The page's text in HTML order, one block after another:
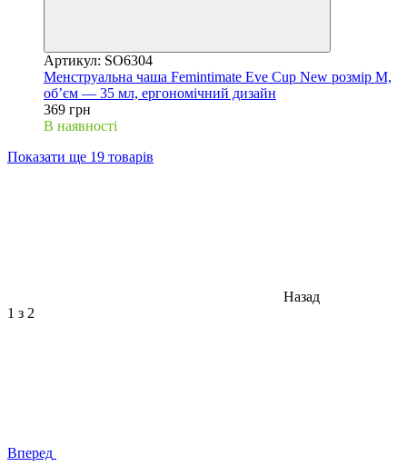
Артикул: SO6304
Менструальна чаша Femintimate Eve Cup New розмір M,
об’єм — 35 мл, ергономічний дизайн
369 грн
В наявності
Показати ще 19 товарів
Назад
1 з 2
Вперед